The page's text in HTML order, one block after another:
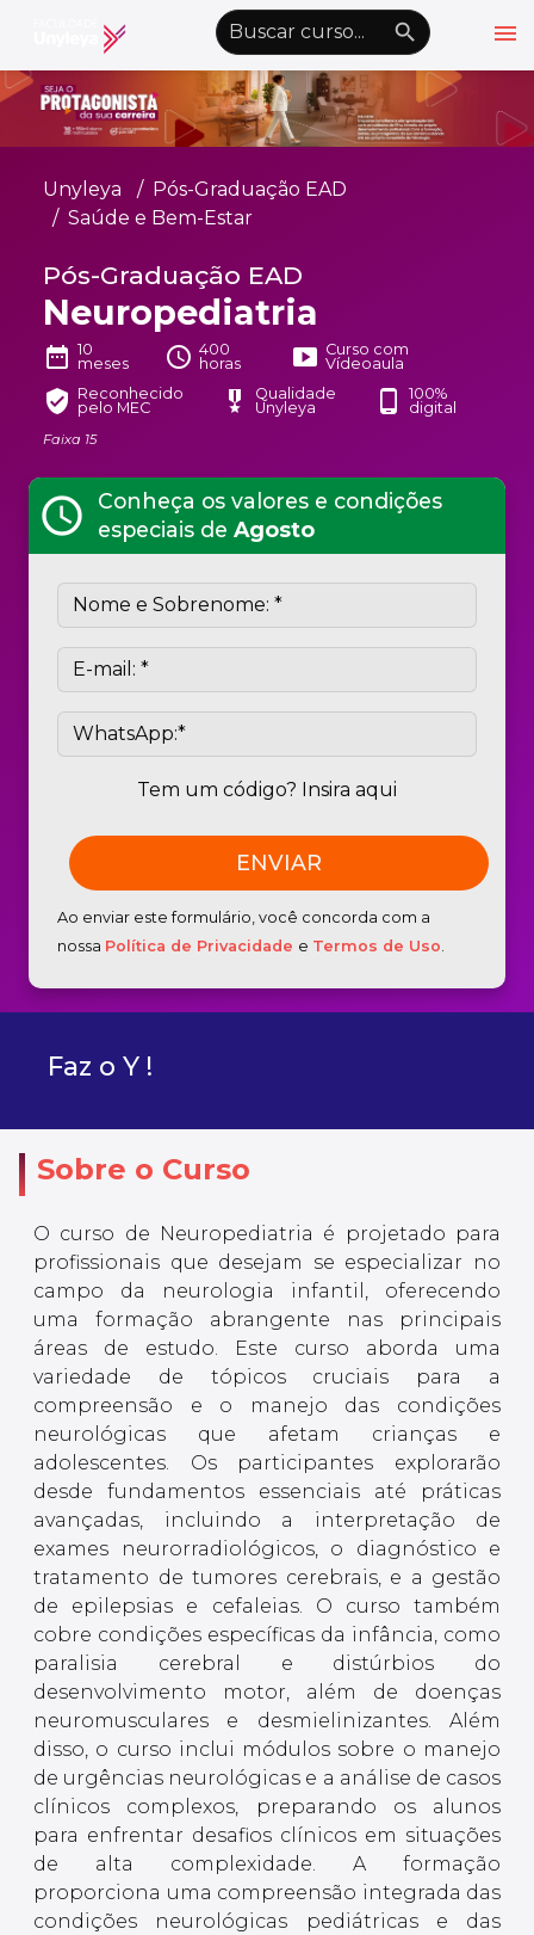
menu
emoji_objectsAlto Contraste nights_stay wb_sunny
Graduação EAD
Pós-Graduação EAD
Atualização Profissional
Conheça a Unyleyakeyboard_arrow_down
Alianças Acadêmicas
Convênioskeyboard_arrow_down
UnyVantagens
personÁrea do Aluno schoolQuero ser Aluno
Unyleya
Pós-Graduação EAD
Saúde e Bem-Estar
Pós-Graduação EAD
Neuropediatria
date_range 10
meses
schedule 400
horas
smart_display Curso com
Vídeoaula
verified_user Reconhecido
pelo MEC
military_tech
Qualidade
Unyleya
phone_android
100%
digital
Faixa 15
schedule
Conheça os valores e condições
especiais de Agosto
Tem um código? Insira aqui
Ao enviar este formulário, você concorda com a
nossa Política de Privacidade e Termos de Uso.
Faz o Y !
Sobre o Curso
O curso de Neuropediatria é projetado para
profissionais que desejam se especializar no
campo da neurologia infantil, oferecendo
uma formação abrangente nas principais
áreas de estudo. Este curso aborda uma
variedade de tópicos cruciais para a
compreensão e o manejo das condições
neurológicas que afetam crianças e
adolescentes. Os participantes explorarão
desde fundamentos essenciais até práticas
avançadas, incluindo a interpretação de
exames neurorradiológicos, o diagnóstico e
tratamento de tumores cerebrais, e a gestão
de epilepsias e cefaleias. O curso também
cobre condições específicas da infância, como
paralisia cerebral e distúrbios do
desenvolvimento motor, além de doenças
neuromusculares e desmielinizantes. Além
disso, o curso inclui módulos sobre o manejo
de urgências neurológicas e a análise de casos
clínicos complexos, preparando os alunos
para enfrentar desafios clínicos em situações
de alta complexidade. A formação
proporciona uma compreensão integrada das
condições neurológicas pediátricas e das